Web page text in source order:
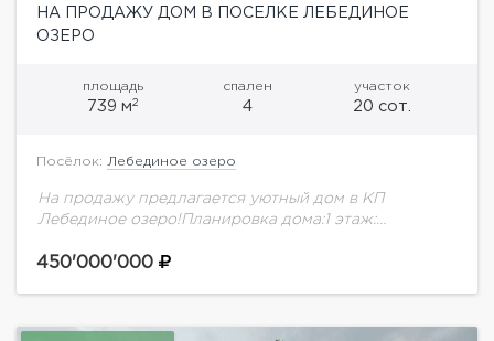
НА ПРОДАЖУ ДОМ В ПОСЕЛКЕ ЛЕБЕДИНОЕ
ОЗЕРО
площадь
739 м2
спален
4
участок
20 сот.
Посёлок: Лебединое озеро
На продажу предлагается уютный дом в КП
Лебединое озеро!Планировка дома:1 этаж:
столовая с выходом на террасу, кухня, постирочная,
450'000'000